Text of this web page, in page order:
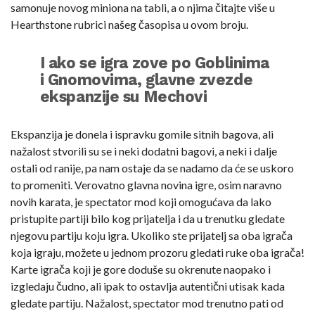
samonuje novog miniona na tabli, a o njima čitajte više u
Hearthstone rubrici našeg časopisa u ovom broju.
I ako se igra zove po Goblinima
i Gnomovima, glavne zvezde
ekspanzije su Mechovi
Ekspanzija je donela i ispravku gomile sitnih bagova, ali
nažalost stvorili su se i neki dodatni bagovi, a neki i dalje
ostali od ranije, pa nam ostaje da se nadamo da će se uskoro
to promeniti. Verovatno glavna novina igre, osim naravno
novih karata, je spectator mod koji omogućava da lako
pristupite partiji bilo kog prijatelja i da u trenutku gledate
njegovu partiju koju igra. Ukoliko ste prijatelj sa oba igrača
koja igraju, možete u jednom prozoru gledati ruke oba igrača!
Karte igrača koji je gore doduše su okrenute naopako i
izgledaju čudno, ali ipak to ostavlja autentični utisak kada
gledate partiju. Nažalost, spectator mod trenutno pati od